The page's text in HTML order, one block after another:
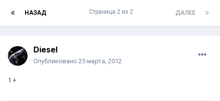
НАЗАД ДАЛЕЕ
Страница 2 из 2
Diesel
Опубликовано 25 марта, 2012
1 +